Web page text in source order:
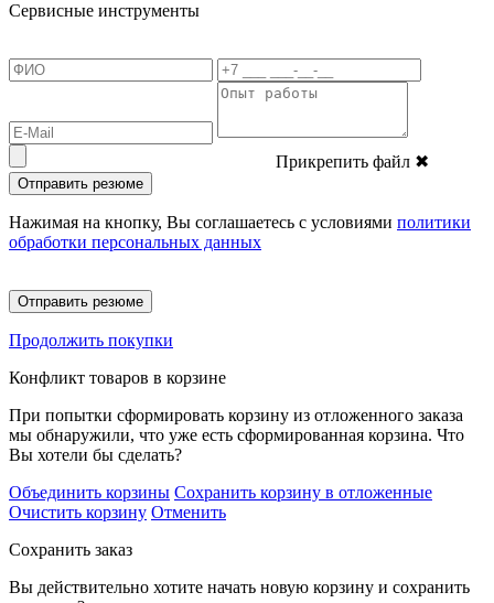
Сервисные инструменты
Прикрепить файл ✖
Отправить резюме
Нажимая на кнопку, Вы соглашаетесь с условиями политики
обработки персональных данных
Отправить резюме
Продолжить покупки
Конфликт товаров в корзине
При попытки сформировать корзину из отложенного заказа
мы обнаружили, что уже есть сформированная корзина. Что
Вы хотели бы сделать?
Объединить корзины Сохранить корзину в отложенные
Очистить корзину Отменить
Сохранить заказ
Вы действительно хотите начать новую корзину и сохранить